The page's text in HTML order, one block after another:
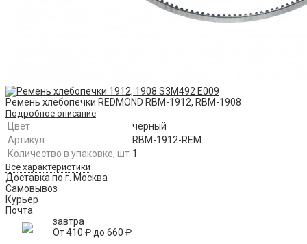
Ремень хлебопечки REDMOND RBM-1912, RBM-1908
Подробное описание
Цвет
черный
Артикул
RBM-1912-REM
Количество в упаковке, шт 1
Все характеристики
Доставка по г. Москва
Самовывоз
Курьер
Почта
завтра
От410 ₽до 660 ₽